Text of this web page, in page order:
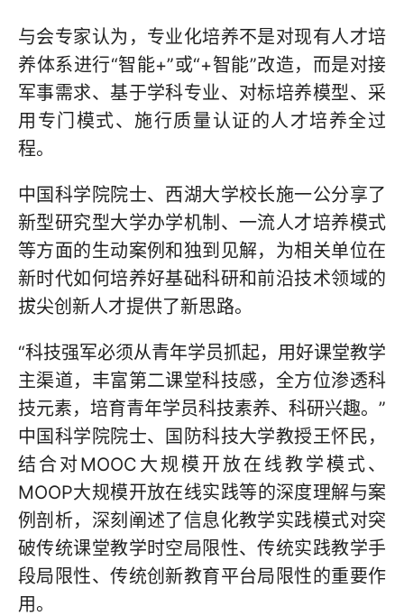
与会专家认为，专业化培养不是对现有人才培
养体系进行“智能+”或“+智能”改造，而是对接
军事需求、基于学科专业、对标培养模型、采
用专门模式、施行质量认证的人才培养全过
程。
中国科学院院士、西湖大学校长施一公分享了
新型研究型大学办学机制、一流人才培养模式
等方面的生动案例和独到见解，为相关单位在
新时代如何培养好基础科研和前沿技术领域的
拔尖创新人才提供了新思路。
“科技强军必须从青年学员抓起，用好课堂教学
主渠道，丰富第二课堂科技感，全方位渗透科
技元素，培育青年学员科技素养、科研兴趣。”
中国科学院院士、国防科技大学教授王怀民，
结合对MOOC大规模开放在线教学模式、
MOOP大规模开放在线实践等的深度理解与案
例剖析，深刻阐述了信息化教学实践模式对突
破传统课堂教学时空局限性、传统实践教学手
段局限性、传统创新教育平台局限性的重要作
用。